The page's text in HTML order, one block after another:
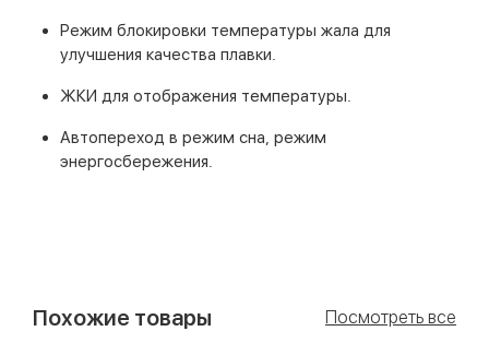
Режим блокировки температуры жала для
улучшения качества плавки.
ЖКИ для отображения температуры.
Автопереход в режим сна, режим
энергосбережения.
Похожие товары Посмотреть все